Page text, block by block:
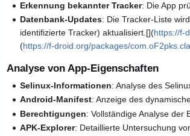
Erkennung bekannter Tracker: Die App
Datenbank-Updates: Die Tracker-Liste
identifizierte Tracker) aktualisiert.[](https://f-
(https://f-droid.org/packages/
Analyse von App-Eigenschaften
Selinux-Informationen: Analyse des
Android-Manifest: Anzeige des
Berechtigungen: Vollständige Analyse der
APK-Explorer: Detaillierte Untersuchung